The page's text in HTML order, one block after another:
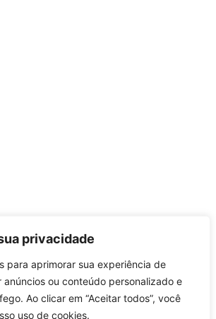
privacidade
para aprimorar sua experiência de
anúncios ou conteúdo personalizado e
Ao clicar em “Aceitar todos”, você
uso de cookies.